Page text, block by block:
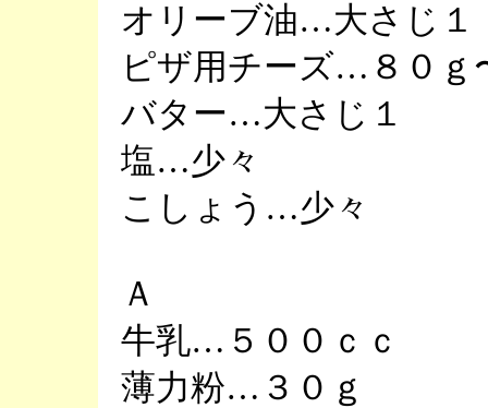
オリーブ油…大さじ１
ピザ用チーズ…８０ｇ
バター…大さじ１
塩…少々
こしょう…少々
Ａ
牛乳…５００ｃｃ
薄力粉…３０ｇ